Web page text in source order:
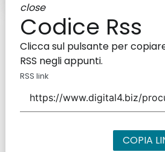
close
Codice Rss
Clicca sul pulsante per
RSS negli appunti.
RSS link
COPIA